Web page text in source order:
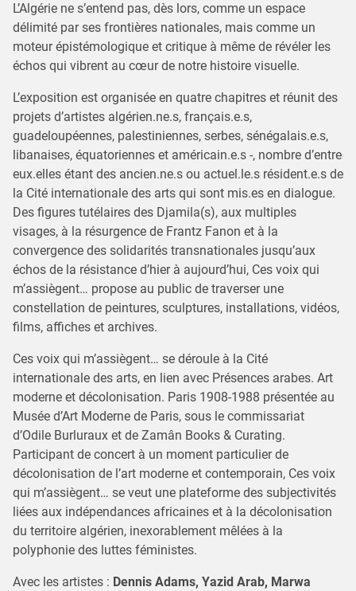
L’Algérie ne s’entend pas, dès lors, comme un espace
délimité par ses frontières nationales, mais comme un
moteur épistémologique et critique à même de révéler les
échos qui vibrent au cœur de notre histoire visuelle.
L’exposition est organisée en quatre chapitres et réunit des
projets d’artistes algérien.ne.s, français.e.s,
guadeloupéennes, palestiniennes, serbes, sénégalais.e.s,
libanaises, équatoriennes et américain.e.s -, nombre d’entre
eux.elles étant des ancien.ne.s ou actuel.le.s résident.e.s de
la Cité internationale des arts qui sont mis.es en dialogue.
Des figures tutélaires des Djamila(s), aux multiples
visages, à la résurgence de Frantz Fanon et à la
convergence des solidarités transnationales jusqu’aux
échos de la résistance d’hier à aujourd’hui, Ces voix qui
m’assiègent… propose au public de traverser une
constellation de peintures, sculptures, installations, vidéos,
films, affiches et archives.
Ces voix qui m’assiègent… se déroule à la Cité
internationale des arts, en lien avec Présences arabes. Art
moderne et décolonisation. Paris 1908-1988 présentée au
Musée d’Art Moderne de Paris, sous le commissariat
d’Odile Burluraux et de Zamân Books & Curating.
Participant de concert à un moment particulier de
décolonisation de l’art moderne et contemporain, Ces voix
qui m’assiègent… se veut une plateforme des subjectivités
liées aux indépendances africaines et à la décolonisation
du territoire algérien, inexorablement mêlées à la
polyphonie des luttes féministes.
Avec les artistes : Dennis Adams, Yazid Arab, Marwa